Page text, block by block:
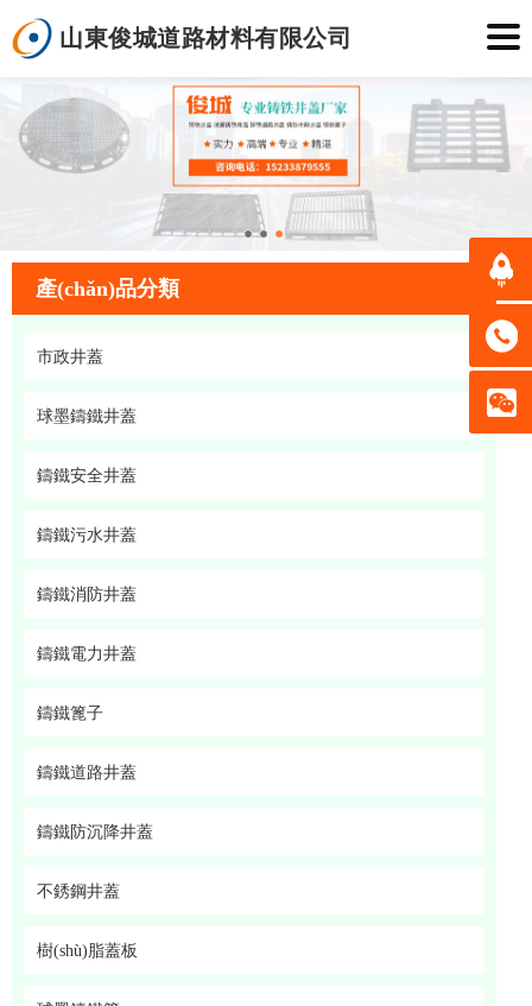
山東俊城道路材料有限公司
產(chǎn)品分類
市政井蓋
球墨鑄鐵井蓋
鑄鐵安全井蓋
鑄鐵污水井蓋
鑄鐵消防井蓋
鑄鐵電力井蓋
鑄鐵篦子
鑄鐵道路井蓋
鑄鐵防沉降井蓋
不銹鋼井蓋
樹(shù)脂蓋板